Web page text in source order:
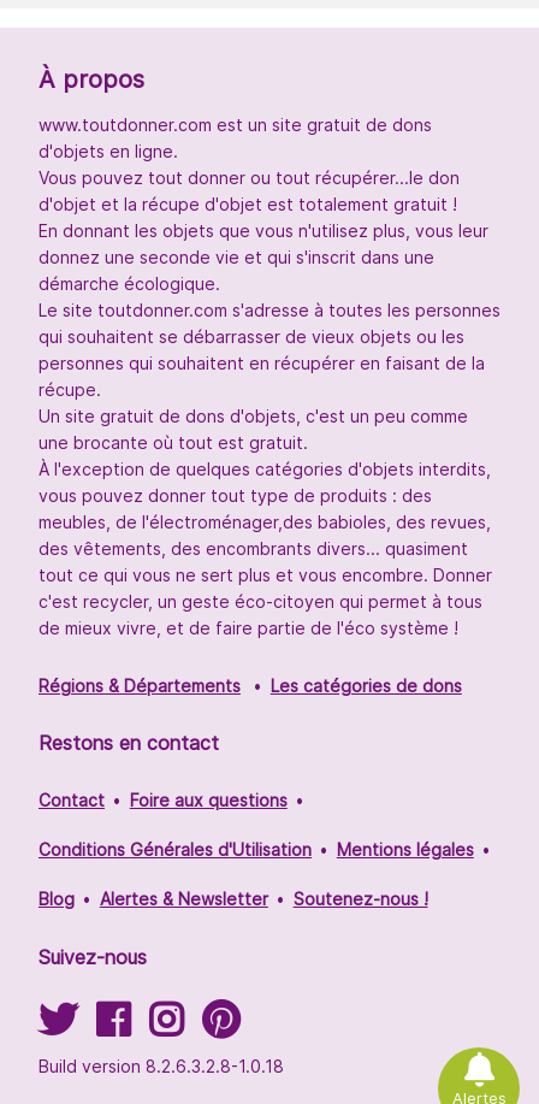
Alertes
À propos
www.toutdonner.com est un site gratuit de dons
d'objets en ligne.
Vous pouvez tout donner ou tout récupérer...le don
d'objet et la récupe d'objet est totalement gratuit !
En donnant les objets que vous n'utilisez plus, vous leur
donnez une seconde vie et qui s'inscrit dans une
démarche écologique.
Le site toutdonner.com s'adresse à toutes les personnes
qui souhaitent se débarrasser de vieux objets ou les
personnes qui souhaitent en récupérer en faisant de la
récupe.
Un site gratuit de dons d'objets, c'est un peu comme
une brocante où tout est gratuit.
À l'exception de quelques catégories d'objets interdits,
vous pouvez donner tout type de produits : des
meubles, de l'électroménager,des babioles, des revues,
des vêtements, des encombrants divers... quasiment
tout ce qui vous ne sert plus et vous encombre. Donner
c'est recycler, un geste éco-citoyen qui permet à tous
de mieux vivre, et de faire partie de l'éco système !
Régions & Départements Les catégories de dons
Restons en contact
Contact Foire aux questions
Conditions Générales d'Utilisation Mentions légales
Blog Alertes & Newsletter Soutenez-nous !
Suivez-nous
Build version 8.2.6.3.2.8-1.0.18